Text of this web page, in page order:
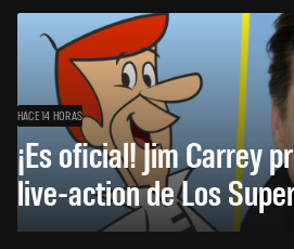
HACE 14 HORAS
¡Es oficial! Jim Carrey
live-action de Los